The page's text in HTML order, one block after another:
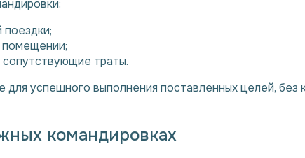
поездки;
помещении;
сопутствующие траты.
успешного выполнения поставленных целей, без
командировках